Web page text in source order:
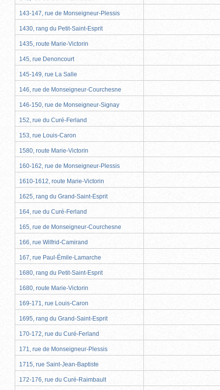
143-147, rue de Monseigneur-Plessis
1430, rang du Petit-Saint-Esprit
1435, route Marie-Victorin
145, rue Denoncourt
145-149, rue La Salle
146, rue de Monseigneur-Courchesne
146-150, rue de Monseigneur-Signay
152, rue du Curé-Ferland
153, rue Louis-Caron
1580, route Marie-Victorin
160-162, rue de Monseigneur-Plessis
1610-1612, route Marie-Victorin
1625, rang du Grand-Saint-Esprit
164, rue du Curé-Ferland
165, rue de Monseigneur-Courchesne
166, rue Wilfrid-Camirand
167, rue Paul-Émile-Lamarche
1680, rang du Petit-Saint-Esprit
1680, route Marie-Victorin
169-171, rue Louis-Caron
1695, rang du Grand-Saint-Esprit
170-172, rue du Curé-Ferland
171, rue de Monseigneur-Plessis
1715, rue Saint-Jean-Baptiste
172-176, rue du Curé-Raimbault